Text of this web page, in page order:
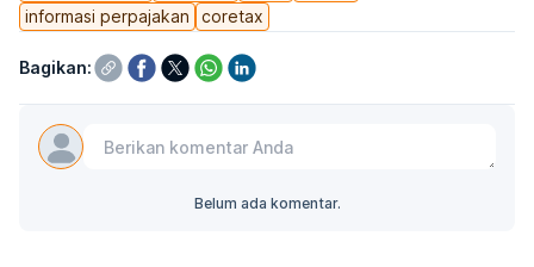
informasi perpajakan
coretax
Bagikan:
Belum ada komentar.